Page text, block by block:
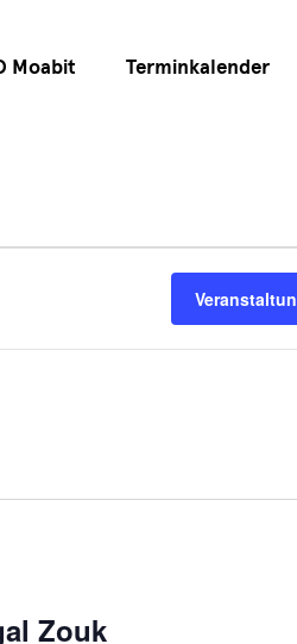
Moabit Terminkalender
Zouk